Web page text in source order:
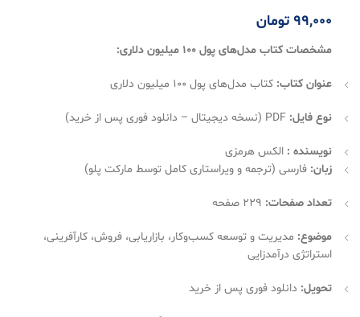
99,000 تومان
مشخصات کتاب مدل‌های پول ۱۰۰ میلیون دلاری:
عنوان کتاب: کتاب مدل‌های پول ۱۰۰ میلیون دلاری
نوع فایل:
نویسنده : الکس هرمزی
زبان: فارسی (ترجمه و ویراستاری کامل توسط مارکت پلو)
تعداد صفحات:
موضوع: مدیریت و توسعه کسب‌وکار، بازاریابی، فروش، کارآفرینی،
استراتژی درآمدزایی
تحویل: دانلود فوری پس از خرید